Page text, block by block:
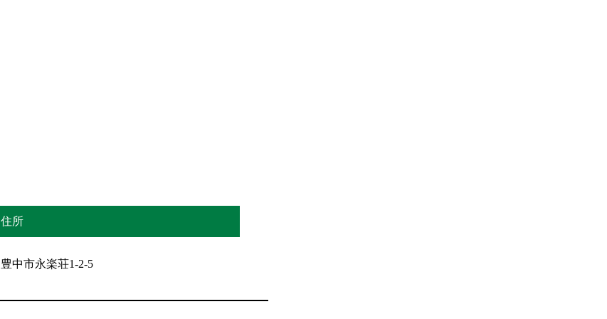
住所
豊中市永楽荘1-2-5